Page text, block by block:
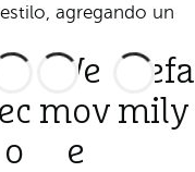
agregando un
W
ec
o
We
mov
e
Wefa
mily